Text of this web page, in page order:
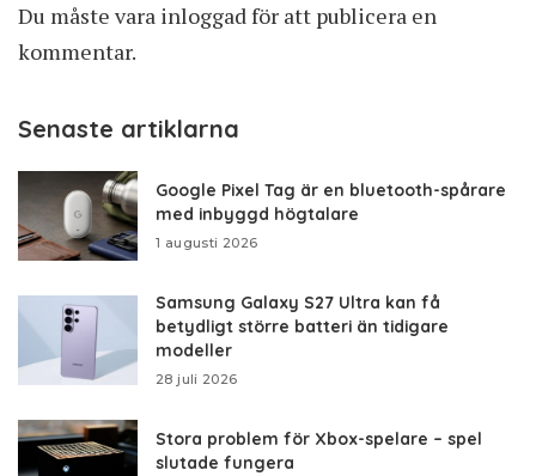
Du måste vara inloggadför att publicera en
kommentar.
Senaste artiklarna
Google Pixel Tag är en bluetooth-spårare
med inbyggd högtalare
1 augusti 2026
Samsung Galaxy S27 Ultra kan få
betydligt större batteri än tidigare
modeller
28 juli 2026
Stora problem för Xbox-spelare – spel
slutade fungera